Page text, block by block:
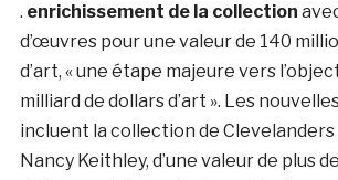
. enrichissement de la collection
d’œuvres pour une valeur de 140
d’art, « une étape majeure vers
milliard de dollars d’art ». Les
incluent la collection de Clevelanders
Nancy Keithley, d’une valeur de plus